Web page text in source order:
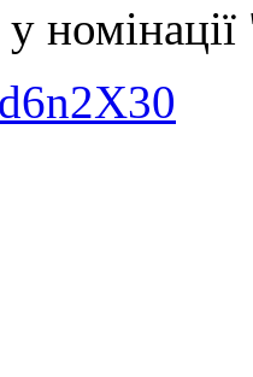
номінації